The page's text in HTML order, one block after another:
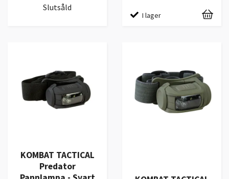
Slutsåld
I lager
KOMBAT TACTICAL
Predator